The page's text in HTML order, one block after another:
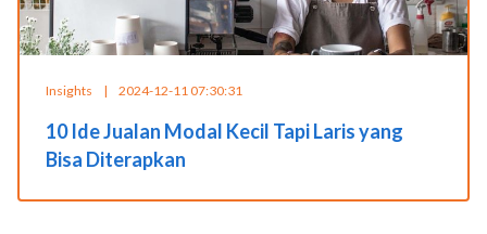
Insights | 2024-12-11 07:30:31
10 Ide Jualan Modal Kecil Tapi Laris yang
Bisa Diterapkan